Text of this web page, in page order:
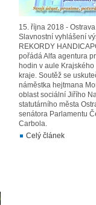
15. října 2018 -
Slavnostní vyhlášení
REKORDY
pořádá Alfa agentura
hodin v aule
kraje. Soutěž se
náměstka hejtmana
oblast sociální Jiřího
statutárního města
senátora Parlamentu
Carbola.
Celý článek